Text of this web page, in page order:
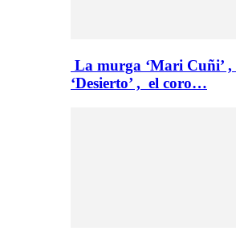
La murga ‘Mari Cuñi’ ,
‘Desierto’ , el coro…